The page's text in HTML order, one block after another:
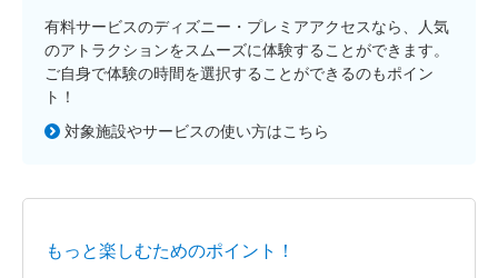
有料サービスのディズニー・プレミアアクセスなら、人気
のアトラクションをスムーズに体験することができます。
ご自身で体験の時間を選択することができるのもポイン
ト！
対象施設やサービスの使い方はこちら
もっと楽しむためのポイント！